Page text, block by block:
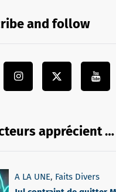
and follow
apprécient …
A LA UNE, Faits Divers